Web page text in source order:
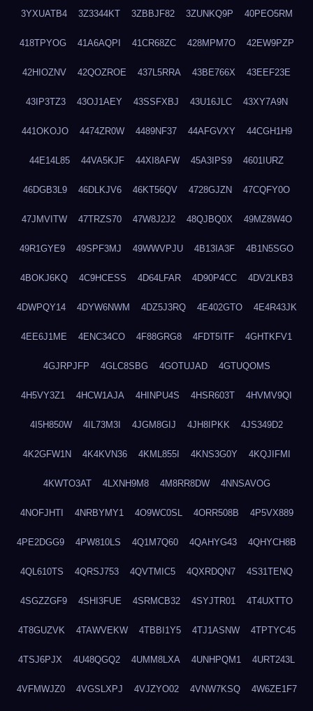
3YXUATB4 3Z3344KT 3ZBBJF82 3ZUNKQ9P 40PEO5RM
418TPYOG 41A6AQPI 41CR68ZC 428MPM7O 42EW9PZP
42HIOZNV 42QOZROE 437L5RRA 43BE766X 43EEF23E
43IP3TZ3 43OJ1AEY 43SSFXBJ 43U16JLC 43XY7A9N
441OKOJO 4474ZR0W 4489NF37 44AFGVXY 44CGH1H9
44E14L85 44VA5KJF 44XI8AFW 45A3IPS9 4601IURZ
46DGB3L9 46DLKJV6 46KT56QV 4728GJZN 47CQFY0O
47JMVITW 47TRZS70 47W8J2J2 48QJBQ0X 49MZ8W4O
49R1GYE9 49SPF3MJ 49WWVPJU 4B13IA3F 4B1N5SGO
4BOKJ6KQ 4C9HCESS 4D64LFAR 4D90P4CC 4DV2LKB3
4DWPQY14 4DYW6NWM 4DZ5J3RQ 4E402GTO 4E4R43JK
4EE6J1ME 4ENC34CO 4F88GRG8 4FDT5ITF 4GHTKFV1
4GJRPJFP 4GLC8SBG 4GOTUJAD 4GTUQOMS
4H5VY3Z1 4HCW1AJA 4HINPU4S 4HSR603T 4HVMV9QI
4I5H850W 4IL73M3I 4JGM8GIJ 4JH8IPKK 4JS349D2
4K2GFW1N 4K4KVN36 4KML855I 4KNS3G0Y 4KQJIFMI
4KWTO3AT 4LXNH9M8 4M8RR8DW 4NNSAVOG
4NOFJHTI 4NRBYMY1 4O9WC0SL 4ORR508B 4P5VX889
4PE2DGG9 4PW810LS 4Q1M7Q60 4QAHYG43 4QHYCH8B
4QL610TS 4QRSJ753 4QVTMIC5 4QXRDQN7 4S31TENQ
4SGZZGF9 4SHI3FUE 4SRMCB32 4SYJTR01 4T4UXTTO
4T8GUZVK 4TAWVEKW 4TBBI1Y5 4TJ1ASNW 4TPTYC45
4TSJ6PJX 4U48QGQ2 4UMM8LXA 4UNHPQM1 4URT243L
4VFMWJZ0 4VGSLXPJ 4VJZYO02 4VNW7KSQ 4W6ZE1F7